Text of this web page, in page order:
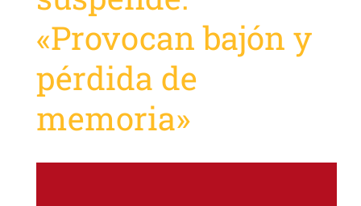
«Provocan bajón y
pérdida de
memoria»